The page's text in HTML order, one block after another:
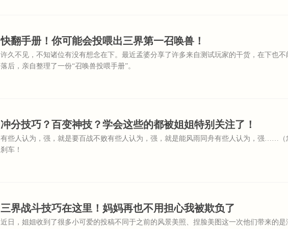
快翻手册！你可能会投喂出三界第一召唤兽！
许久不见，不知诸位有没有想念在下。最近孟婆分享了许多来自测试玩家的干货，在下也不
落后，亲自整理了一份“召唤兽投喂手册”。
冲分技巧？百变神技？学会这些的都被姐姐特别关注了！
有些人认为，强，就是要百战不败有些人认为，强，就是能风雨同舟有些人认为，强……（
刹车！
三界战斗技巧在这里！妈妈再也不用担心我被欺负了
近日，姐姐收到了很多小可爱的投稿不同于之前的风景美照、捏脸美图这一次他们带来的是